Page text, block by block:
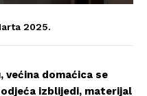
2025.
većina domaćica se
izblijedi, materijal